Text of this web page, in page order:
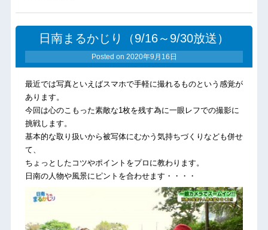
日南まるかじり（9/16～9/30放送）
Posted on 2020年9月16日
最近では写真といえばスマホで手軽に撮れるものという感覚が
あります。
今回は心のこもった素敵な1枚を残す為に一眼レフでの撮影に
挑戦します。
基本的な取り扱いから被写体にむかう気持ちづくりなども併せ
て、
ちょっとしたコツやポイントをプロに教わります。
日南の人物や風景にピントを合わせます・・・・